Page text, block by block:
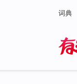
词典